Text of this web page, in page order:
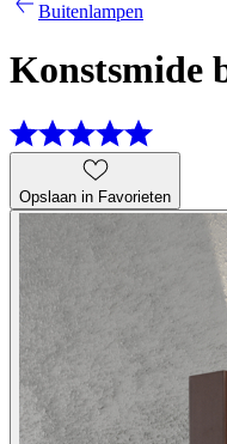
Buitenlampen
Konstsmide
Opslaan in Favorieten